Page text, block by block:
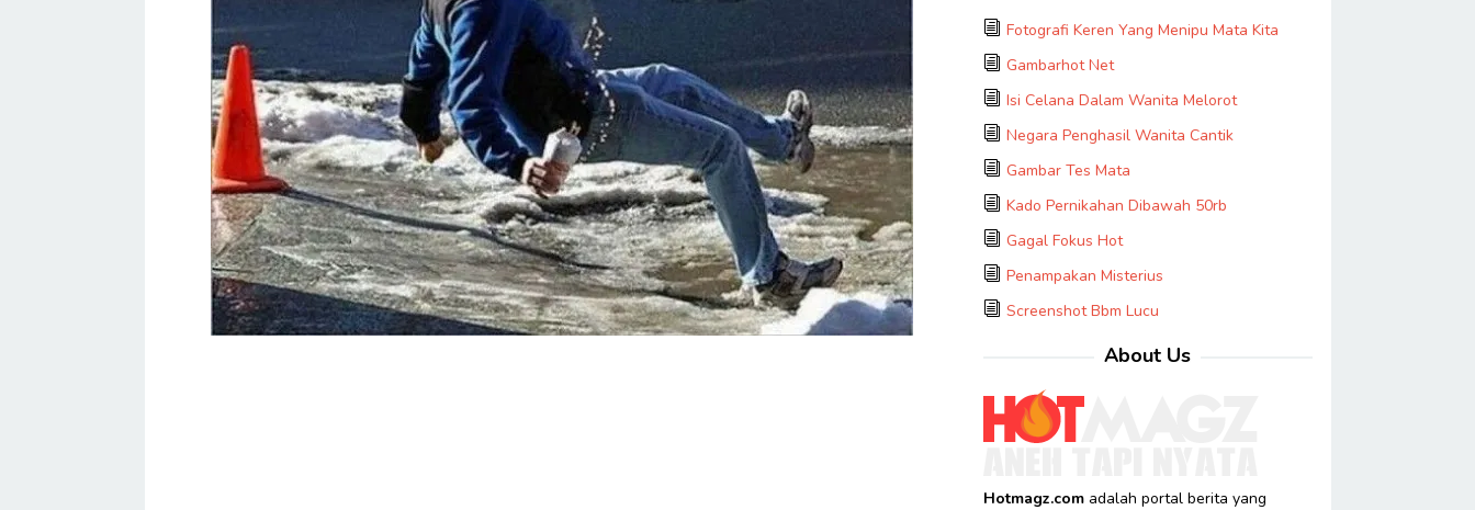
Fotografi Keren Yang Menipu Mata Kita
Gambarhot Net
Isi Celana Dalam Wanita Melorot
Negara Penghasil Wanita Cantik
Gambar Tes Mata
Kado Pernikahan Dibawah 50rb
Gagal Fokus Hot
Penampakan Misterius
Screenshot Bbm Lucu
About Us
Hotmagz.comadalah portal berita yang